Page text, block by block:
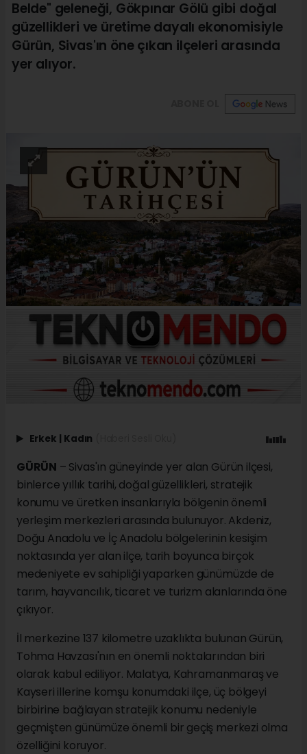
Belde" geleneği, Gökpınar Gölü gibi doğal
güzellikleri ve üretime dayalı ekonomisiyle
Gürün, Sivas'ın öne çıkan ilçeleri arasında
yer alıyor.
Erkek | Kadın
GÜRÜN – Sivas'ın güneyinde yer alan Gürün ilçesi,
binlerce yıllık tarihi, doğal güzellikleri, stratejik
konumu ve üretken insanlarıyla bölgenin önemli
yerleşim merkezleri arasında bulunuyor. Akdeniz,
Doğu Anadolu ve İç Anadolu bölgelerinin kesişim
noktasında yer alan ilçe, tarih boyunca birçok
medeniyete ev sahipliği yaparken günümüzde de
tarım, hayvancılık, ticaret ve turizm alanlarında öne
çıkıyor.
İl merkezine 137 kilometre uzaklıkta bulunan Gürün,
Tohma Havzası'nın en önemli noktalarından biri
olarak kabul ediliyor. Malatya, Kahramanmaraş ve
Kayseri illerine komşu konumdaki ilçe, üç bölgeyi
birbirine bağlayan stratejik konumu nedeniyle
geçmişten günümüze önemli bir geçiş merkezi olma
özelliğini koruyor.